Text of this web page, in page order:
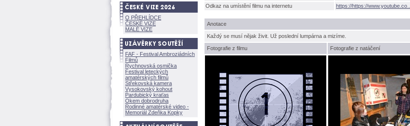
O PŘEHLÍDCE
ČESKÉ VIZE
MALÉ VIZE
FAF - Festival Ambroziádních
Filmů
Rychnovská osmička
Festival leteckých
amatérských filmů
Střekovská kamera
Vysokovský kohout
Pardubický kraťas
Okem dobrodruha
Rodinné amatérské video -
Memoriál Zdeňka Kopky
Odkaz na umístění filmu na internetu
https://https://www.youtube.co
Anotace
Každý se musí nějak živit. Už poslední lumpárna a mizíme.
Fotografie z filmu Fotografie z natáčení